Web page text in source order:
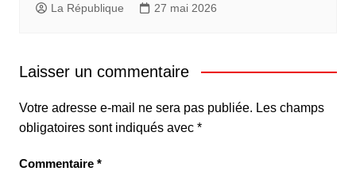
La République 27 mai 2026
Laisser un commentaire
Votre adresse e-mail ne sera pas publiée. Les champs
obligatoires sont indiqués avec *
Commentaire *